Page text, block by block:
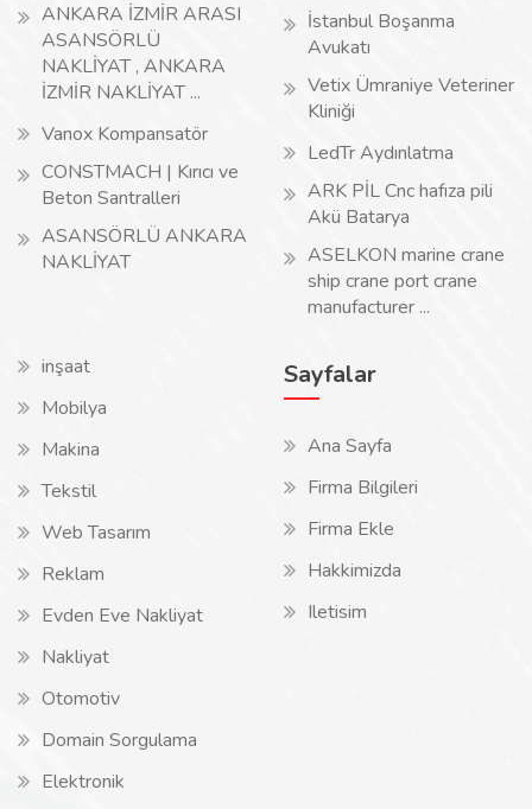
ANKARA İZMİR ARASI
ASANSÖRLÜ
NAKLİYAT , ANKARA
İZMİR NAKLİYAT ...
Vanox Kompansatör
CONSTMACH | Kırıcı ve
Beton Santralleri
ASANSÖRLÜ ANKARA
NAKLİYAT
İstanbul Boşanma
Avukatı
Vetix Ümraniye Veteriner
Kliniği
LedTr Aydınlatma
ARK PİL Cnc hafıza pili
Akü Batarya
ASELKON marine crane
ship crane port crane
manufacturer ...
inşaat
Mobilya
Makina
Tekstil
Web Tasarım
Reklam
Evden Eve Nakliyat
Nakliyat
Otomotiv
Domain Sorgulama
Elektronik
Sayfalar
Ana Sayfa
Firma Bilgileri
Firma Ekle
Hakkimizda
Iletisim